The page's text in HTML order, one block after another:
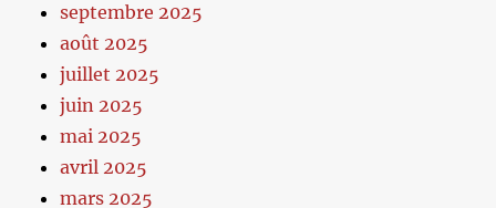
septembre 2025
août 2025
juillet 2025
juin 2025
mai 2025
avril 2025
mars 2025